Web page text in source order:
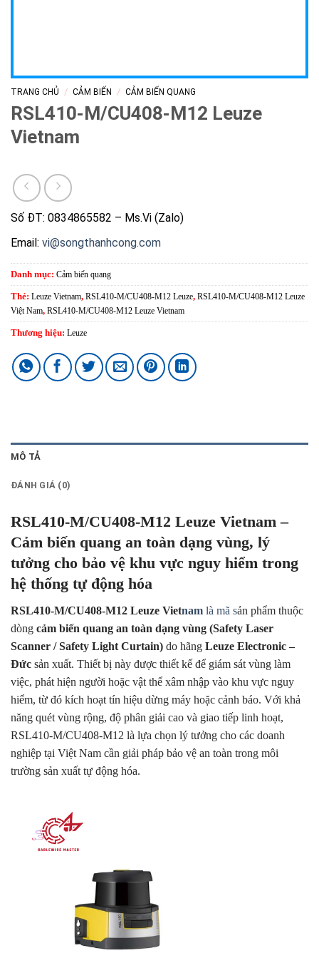
TRANG CHỦ / CẢM BIẾN / CẢM BIẾN QUANG
RSL410-M/CU408-M12 Leuze
Vietnam
Số ĐT: 0834865582 – Ms.Vi (Zalo)
Email: vi@songthanhcong.com
Danh mục: Cảm biến quang
Thẻ: Leuze Vietnam, RSL410-M/CU408-M12 Leuze, RSL410-M/CU408-M12 Leuze
Việt Nam, RSL410-M/CU408-M12 Leuze Vietnam
Thương hiệu: Leuze
MÔ TẢ
ĐÁNH GIÁ (0)
RSL410-M/CU408-M12 Leuze Vietnam –
Cảm biến quang an toàn dạng vùng, lý
tưởng cho bảo vệ khu vực nguy hiểm trong
hệ thống tự động hóa
RSL410-M/CU408-M12 Leuze Vietnam là mã sản phẩm thuộc
dòng cảm biến quang an toàn dạng vùng (Safety Laser
Scanner / Safety Light Curtain) do hãng Leuze Electronic –
Đức sản xuất. Thiết bị này được thiết kế để giám sát vùng làm
việc, phát hiện người hoặc vật thể xâm nhập vào khu vực nguy
hiểm, từ đó kích hoạt tín hiệu dừng máy hoặc cảnh báo. Với khả
năng quét vùng rộng, độ phân giải cao và giao tiếp linh hoạt,
RSL410-M/CU408-M12 là lựa chọn lý tưởng cho các doanh
nghiệp tại Việt Nam cần giải pháp bảo vệ an toàn trong môi
trường sản xuất tự động hóa.